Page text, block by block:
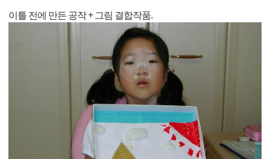
이틀 전에 만든 공작 + 그림 결합작품.